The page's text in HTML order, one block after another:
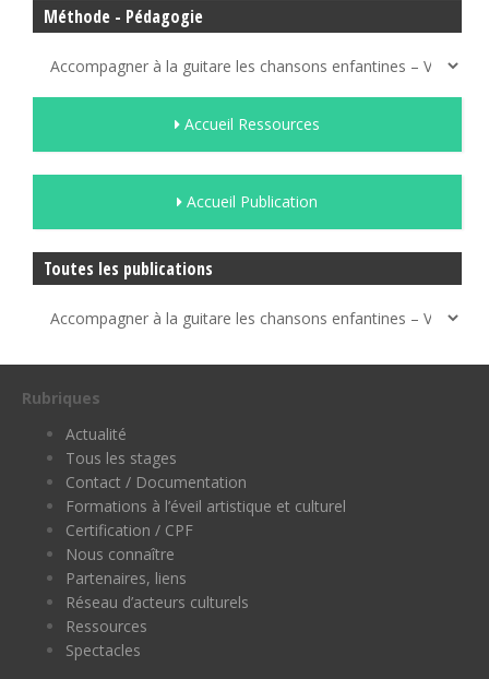
Méthode - Pédagogie
Accueil Ressources
Accueil Publication
Toutes les publications
Rubriques
Actualité
Tous les stages
Contact / Documentation
Formations à l’éveil artistique et culturel
Certification / CPF
Nous connaître
Partenaires, liens
Réseau d’acteurs culturels
Ressources
Spectacles